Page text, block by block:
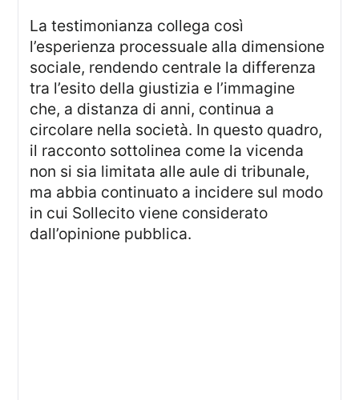
La testimonianza collega così
l’esperienza processuale alla dimensione
sociale, rendendo centrale la differenza
tra l’esito della giustizia e l’immagine
che, a distanza di anni, continua a
circolare nella società. In questo quadro,
il racconto sottolinea come la vicenda
non si sia limitata alle aule di tribunale,
ma abbia continuato a incidere sul modo
in cui Sollecito viene considerato
dall’opinione pubblica.